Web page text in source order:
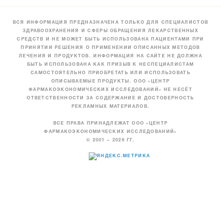
ВСЯ ИНФОРМАЦИЯ ПРЕДНАЗНАЧЕНА ТОЛЬКО ДЛЯ СПЕЦИАЛИСТОВ
ЗДРАВООХРАНЕНИЯ И СФЕРЫ ОБРАЩЕНИЯ ЛЕКАРСТВЕННЫХ
СРЕДСТВ И НЕ МОЖЕТ БЫТЬ ИСПОЛЬЗОВАНА ПАЦИЕНТАМИ ПРИ
ПРИНЯТИИ РЕШЕНИЯ О ПРИМЕНЕНИИ ОПИСАННЫХ МЕТОДОВ
ЛЕЧЕНИЯ И ПРОДУКТОВ. ИНФОРМАЦИЯ НА САЙТЕ НЕ ДОЛЖНА
БЫТЬ ИСПОЛЬЗОВАНА КАК ПРИЗЫВ К НЕСПЕЦИАЛИСТАМ
САМОСТОЯТЕЛЬНО ПРИОБРЕТАТЬ ИЛИ ИСПОЛЬЗОВАТЬ
ОПИСЫВАЕМЫЕ ПРОДУКТЫ. ООО «ЦЕНТР
ФАРМАКОЭКОНОМИЧЕСКИХ ИССЛЕДОВАНИЙ» НЕ НЕСЁТ
ОТВЕТСТВЕННОСТИ ЗА СОДЕРЖАНИЕ И ДОСТОВЕРНОСТЬ
РЕКЛАМНЫХ МАТЕРИАЛОВ.
ВСЕ ПРАВА ПРИНАДЛЕЖАТ ООО «ЦЕНТР
ФАРМАКОЭКОНОМИЧЕСКИХ ИССЛЕДОВАНИЙ»
© 2001 – 2026 ГГ.